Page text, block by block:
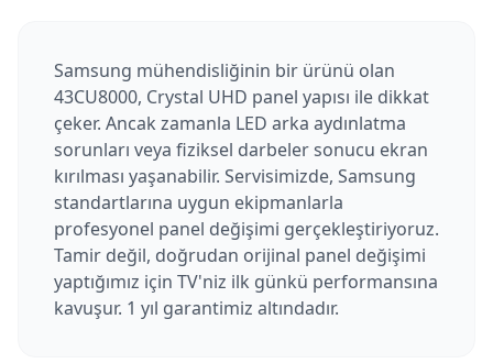
Samsung mühendisliğinin bir ürünü olan
43CU8000, Crystal UHD panel yapısı ile dikkat
çeker. Ancak zamanla LED arka aydınlatma
sorunları veya fiziksel darbeler sonucu ekran
kırılması yaşanabilir. Servisimizde, Samsung
standartlarına uygun ekipmanlarla
profesyonel panel değişimi gerçekleştiriyoruz.
Tamir değil, doğrudan orijinal panel değişimi
yaptığımız için TV'niz ilk günkü performansına
kavuşur. 1 yıl garantimiz altındadır.